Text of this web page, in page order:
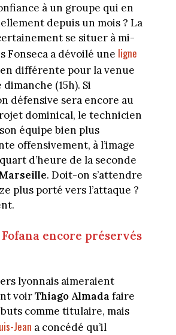
à un groupe qui en
depuis un mois ? La
se situer à mi-
Fonseca a dévoilé une ligne
différente pour la venue
dimanche (15h). Si
défensive sera encore au
dominical, le technicien
équipe bien plus
offensivement, à l’image
d’heure de la seconde
. Doit-on s’attendre
plus porté vers l’attaque ?
encore préservés
lyonnais aimeraient
voirThiago Almada faire
comme titulaire, mais
Jean a concédé qu’il